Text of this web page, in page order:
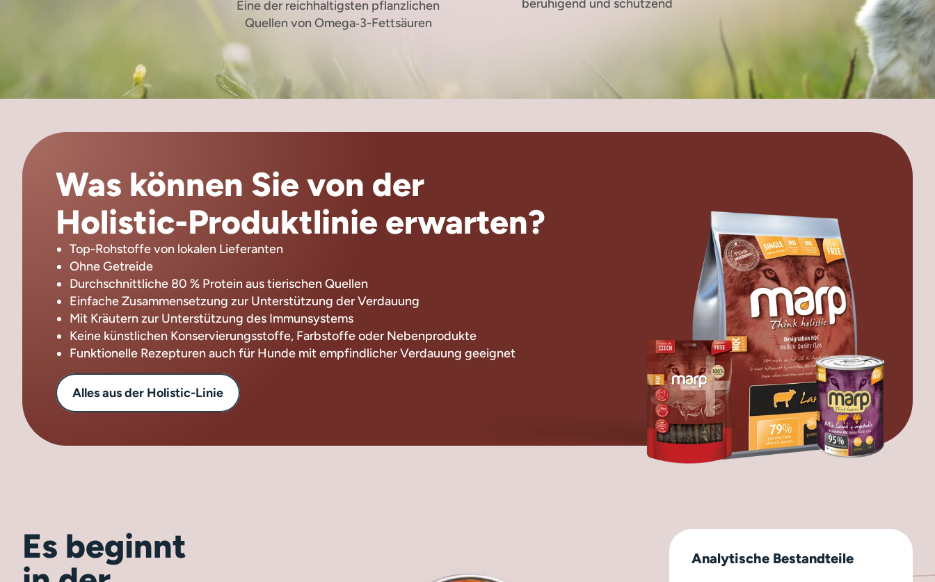
Eine der reichhaltigsten pflanzlichen
Quellen von Omega‑3-Fettsäuren
beruhigend und schützend
Was können Sie von der
Holistic-Produktlinie erwarten?
Top-Rohstoffe von lokalen Lieferanten
Ohne Getreide
Durchschnittliche 80 % Protein aus tierischen Quellen
Einfache Zusammensetzung zur Unterstützung der Verdauung
Mit Kräutern zur Unterstützung des Immunsystems
Keine künstlichen Konservierungsstoffe, Farbstoffe oder Nebenprodukte
Funktionelle Rezepturen auch für Hunde mit empfindlicher Verdauung geeignet
Alles aus der Holistic-Linie
Es beginnt
Analytische Bestandteile